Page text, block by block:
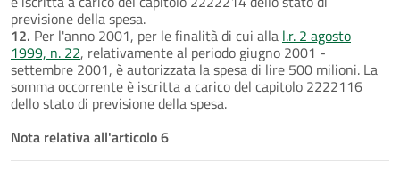
previsione della spesa.
12. Per l'anno 2001, per le finalità di cui alla l.r. 2 agosto
1999, n. 22, relativamente al periodo giugno 2001 -
settembre 2001, è autorizzata la spesa di lire 500 milioni. La
somma occorrente è iscritta a carico del capitolo 2222116
dello stato di previsione della spesa.
Nota relativa all'articolo 6